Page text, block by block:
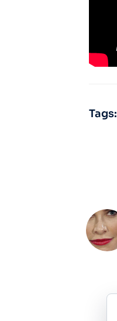
Tags: